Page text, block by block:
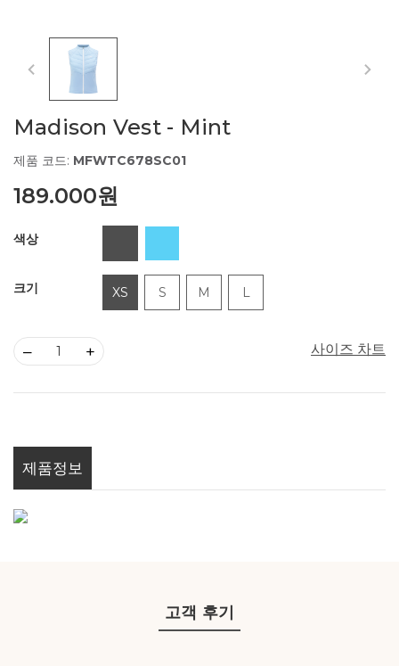
Madison Vest - Mint
제품 코드: MFWTC678SC01
189.000원
색상
크기 XS S M L
사이즈 차트
– +
제품정보
고객 후기